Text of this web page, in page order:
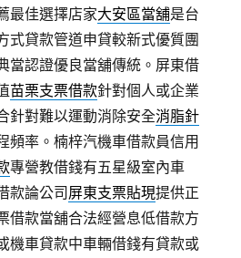
最佳選擇店家大安區當舖是台
式貸款管道申貸較新式優質團
當認證優良當舖傳統。屏東借
苗栗支票借款針對個人或企業
針對難以運動消除安全消脂針
頻率。楠梓汽機車借款員信用
專營教借錢有五星級室內車
款論公司屏東支票貼現提供正
借款當舖合法經營息低借款方
機車貸款中車輛借錢有貸款或